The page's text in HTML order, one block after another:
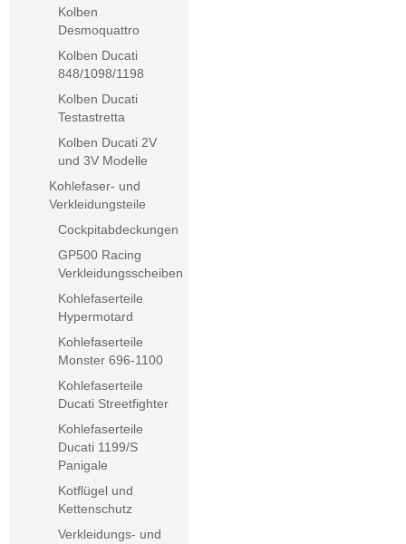
Kolben
Desmoquattro
Kolben Ducati
848/1098/1198
Kolben Ducati
Testastretta
Kolben Ducati 2V
und 3V Modelle
Kohlefaser- und
Verkleidungsteile
Cockpitabdeckungen
GP500 Racing
Verkleidungsscheiben
Kohlefaserteile
Hypermotard
Kohlefaserteile
Monster 696-1100
Kohlefaserteile
Ducati Streetfighter
Kohlefaserteile
Ducati 1199/S
Panigale
Kotflügel und
Kettenschutz
Verkleidungs- und